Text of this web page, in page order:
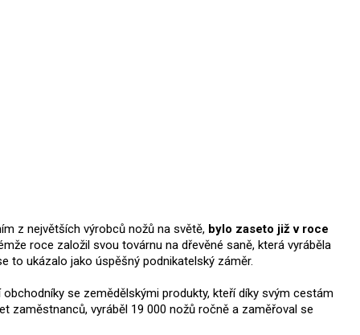
z největších výrobců nožů na světě, bylo zaseto již v roce
roce založil svou továrnu na dřevěné saně, která vyráběla
to ukázalo jako úspěšný podnikatelský záměr.
se zemědělskými produkty, kteří díky svým cestám
zaměstnanců, vyráběl 19 000 nožů ročně a zaměřoval se